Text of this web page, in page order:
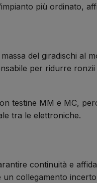
più ordinato,
del giradischi al
per ridurre
testine MM e MC,
tra le elettroniche.
continuità e
collegamento